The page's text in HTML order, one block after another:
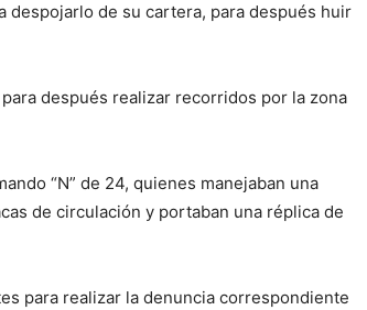
despojarlo de su cartera, para después huir
después realizar recorridos por la zona
“N” de 24, quienes manejaban una
de circulación y portaban una réplica de
para realizar la denuncia correspondiente